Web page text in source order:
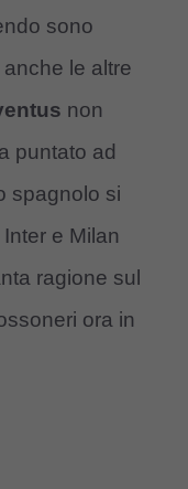
sono
le altre
non
puntato ad
spagnolo si
e Milan
ragione sul
ora in